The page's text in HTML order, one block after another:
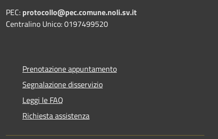
PEC: protocollo@pec.comune.noli.sv.it
Centralino Unico: 0197499520
Prenotazione appuntamento
Segnalazione disservizio
Leggi le FAQ
Richiesta assistenza